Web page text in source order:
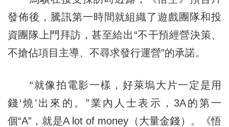
發佈後，騰訊第一時間就組織了遊戲團隊和投
資團隊上門拜訪，甚至給出“不干預經營決策、
不搶佔項目主導、不尋求發行運營”的承諾。
“就像拍電影一樣，好萊塢大片一定是用
錢‘燒’出來的。”業內人士表示，3A的第一
個“A”，就是A lot of money（大量金錢）。《悟